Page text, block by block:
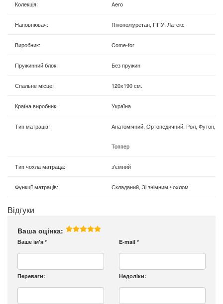
Колекція: Aero
Наповнювач: Пінополіуретан, ППУ, Латекс
Виробник: Come-for
Пружинний блок: Без пружин
Спальне місце: 120х190 см.
Країна виробник: Україна
Тип матраців: Анатомічний, Ортопедичний, Рол, Футон,
Топпер
Тип чохла матраца: з'ємний
Функції матраців: Складаний, Зі знімним чохлом
Відгуки
Ваша оцінка:
Ваше ім'я * E-mail *
Переваги: Недоліки: